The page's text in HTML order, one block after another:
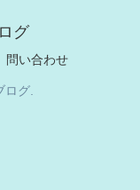
グ
問い合わせ
グ.